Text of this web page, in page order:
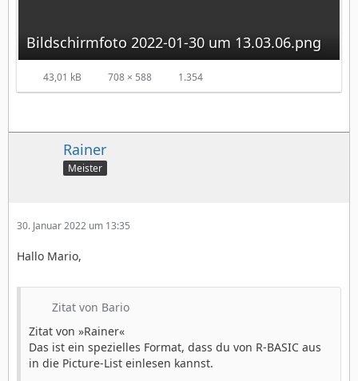
Bildschirmfoto 2022-01-30 um 13.03.06.png
43,01 kB 708 × 588 1.354
Rainer
Meister
30. Januar 2022 um 13:35
Hallo Mario,
Zitat von Bario
Zitat von »Rainer«
Das ist ein spezielles Format, dass du von R-BASIC aus
in die Picture-List einlesen kannst.